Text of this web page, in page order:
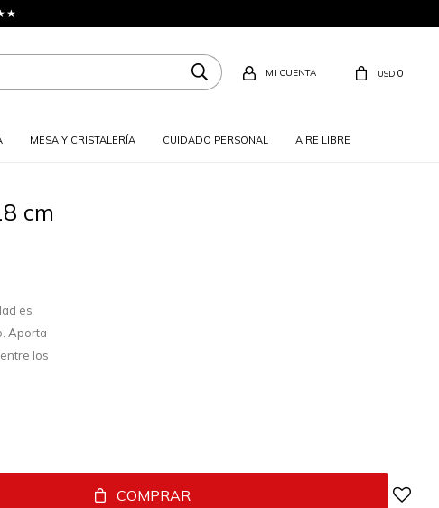
MESA Y CRISTALERÍA CUIDADO PERSONAL AIRE LIBRE
USD 0
cm
es
Aporta
los
COMPRAR